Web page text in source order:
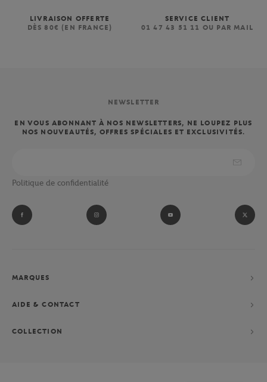
LIVRAISON OFFERTE
DÈS 80€ (EN FRANCE)
SERVICE CLIENT
01 47 43 51 11 OU PAR MAIL
NEWSLETTER
EN VOUS ABONNANT À NOS NEWSLETTERS, NE LOUPEZ PLUS
NOS NOUVEAUTÉS, OFFRES SPÉCIALES ET EXCLUSIVITÉS.
Politique de confidentialité
MARQUES
AIDE & CONTACT
COLLECTION